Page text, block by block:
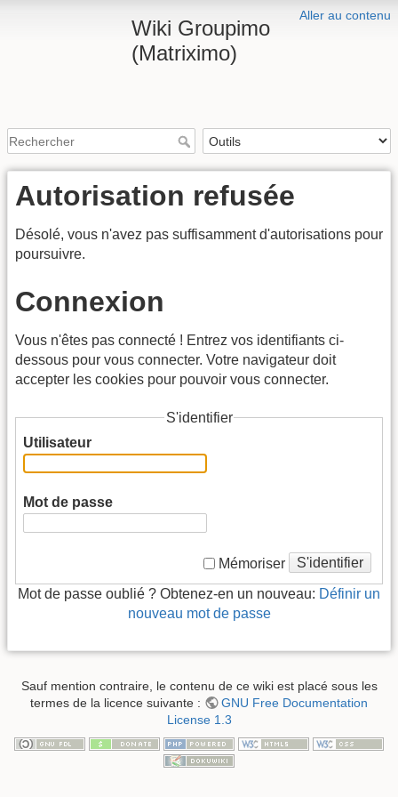
Aller au contenu
Wiki Groupimo
(Matriximo)
Autorisation refusée
Désolé, vous n'avez pas suffisamment d'autorisations pour
poursuivre.
Connexion
Vous n'êtes pas connecté ! Entrez vos identifiants ci-
dessous pour vous connecter. Votre navigateur doit
accepter les cookies pour pouvoir vous connecter.
S'identifier
Utilisateur
Mot de passe
Mémoriser S'identifier
Mot de passe oublié ? Obtenez-en un nouveau: Définir un
nouveau mot de passe
Sauf mention contraire, le contenu de ce wiki est placé sous les
termes de la licence suivante :
GNU Free Documentation
License 1.3